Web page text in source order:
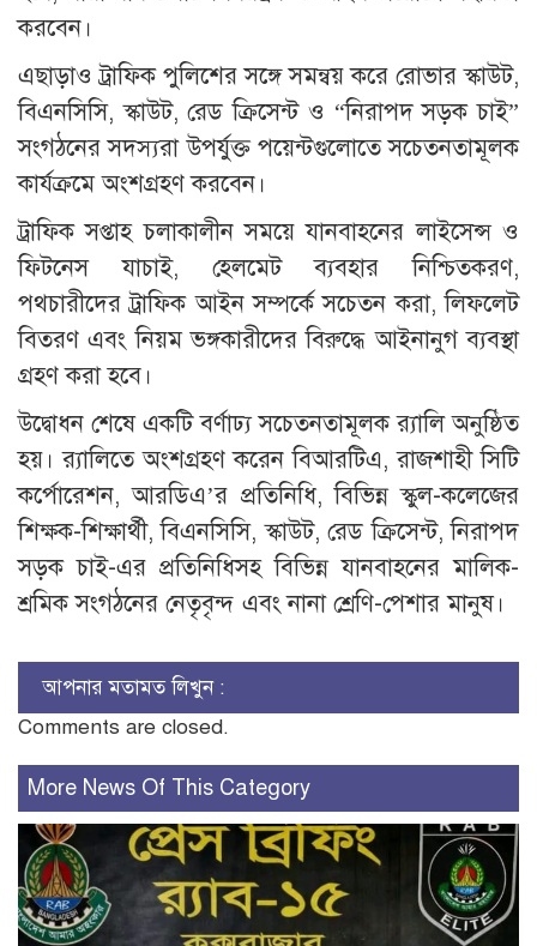
করবেন।
এছাড়াও ট্রাফিক পুলিশের সঙ্গে সমন্বয় করে রোভার স্কাউট,
বিএনসিসি, স্কাউট, রেড ক্রিসেন্ট ও “নিরাপদ সড়ক চাই”
সংগঠনের সদস্যরা উপর্যুক্ত পয়েন্টগুলোতে সচেতনতামূলক
কার্যক্রমে অংশগ্রহণ করবেন।
ট্রাফিক সপ্তাহ চলাকালীন সময়ে যানবাহনের লাইসেন্স ও
ফিটনেস যাচাই, হেলমেট ব্যবহার নিশ্চিতকরণ,
পথচারীদের ট্রাফিক আইন সম্পর্কে সচেতন করা, লিফলেট
বিতরণ এবং নিয়ম ভঙ্গকারীদের বিরুদ্ধে আইনানুগ ব্যবস্থা
গ্রহণ করা হবে।
উদ্বোধন শেষে একটি বর্ণাঢ্য সচেতনতামূলক র‍্যালি অনুষ্ঠিত
হয়। র‍্যালিতে অংশগ্রহণ করেন বিআরটিএ, রাজশাহী সিটি
কর্পোরেশন, আরডিএ’র প্রতিনিধি, বিভিন্ন স্কুল-কলেজের
শিক্ষক-শিক্ষার্থী, বিএনসিসি, স্কাউট, রেড ক্রিসেন্ট, নিরাপদ
সড়ক চাই-এর প্রতিনিধিসহ বিভিন্ন যানবাহনের মালিক-
শ্রমিক সংগঠনের নেতৃবৃন্দ এবং নানা শ্রেণি-পেশার মানুষ।
আপনার মতামত লিখুন :
Comments are closed.
More News Of This Category